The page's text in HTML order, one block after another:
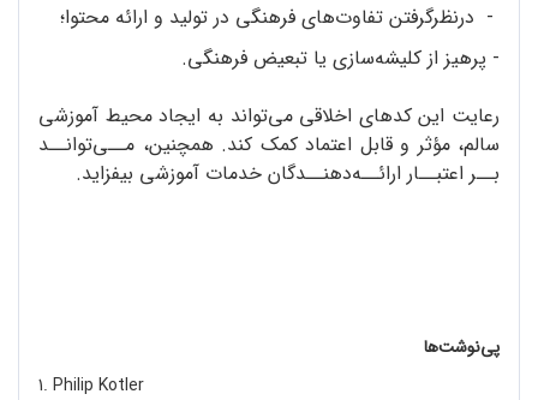
- درنظرگرفتن تفاوت‌های فرهنگی در تولید و ارائه محتوا؛
- پرهیز از کلیشه‌سازی یا تبعیض فرهنگی.
رعایت این کدهای اخلاقی می‌تواند به ایجاد محیط آموزشی
سالم، مؤثر و قابل اعتماد کمک کند. همچنین، مــی‌توانــد
بــر اعتبــار ارائــه‌دهنــدگان خدمات آموزشی بیفزاید.
پی‌نوشت‌ها
1. Philip Kotler